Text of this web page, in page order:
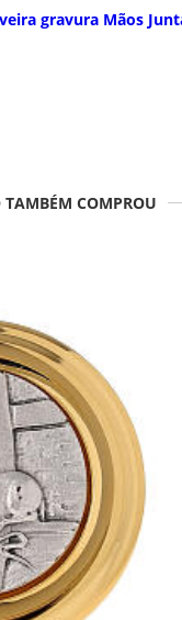
gravura Mãos
TAMBÉM COMPROU